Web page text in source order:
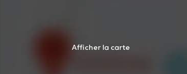
Afficher la carte